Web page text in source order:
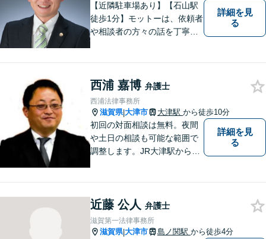
【近隣駐車場あり】【石山駅
徒歩1分】モットーは、依頼者
や相談者の方々の話を丁寧に
にまずは遠慮なくご相談くだ
さい。
詳細を見
る
西浦 嘉博 弁護士
西浦法律事務所
滋賀県|大津市 大津駅 から徒歩10分
初回の対面相談は無料。夜間
や土日の相談も可能な範囲で
調整します。JR大津駅から徒
位 弁護士ドットコムランキ
ング（2024年7月-2026年7月
現在）】
詳細を見
る
近藤 公人 弁護士
滋賀第一法律事務所
滋賀県|大津市 島ノ関駅 から徒歩4分